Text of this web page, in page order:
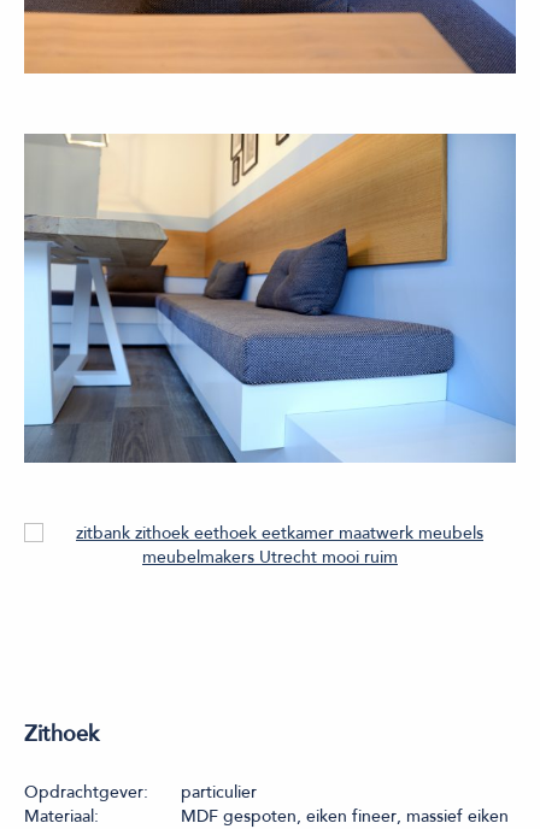
Zithoek
Opdrachtgever:
particulier
Materiaal:
MDF gespoten, eiken fineer, massief eiken